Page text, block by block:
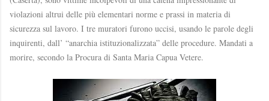
violazioni altrui delle più elementari norme e prassi in materia di
sicurezza sul lavoro. I tre muratori furono uccisi, usando le parole degli
inquirenti, dall’ “anarchia istituzionalizzata” delle procedure. Mandati a
morire, secondo la Procura di Santa Maria Capua Vetere.